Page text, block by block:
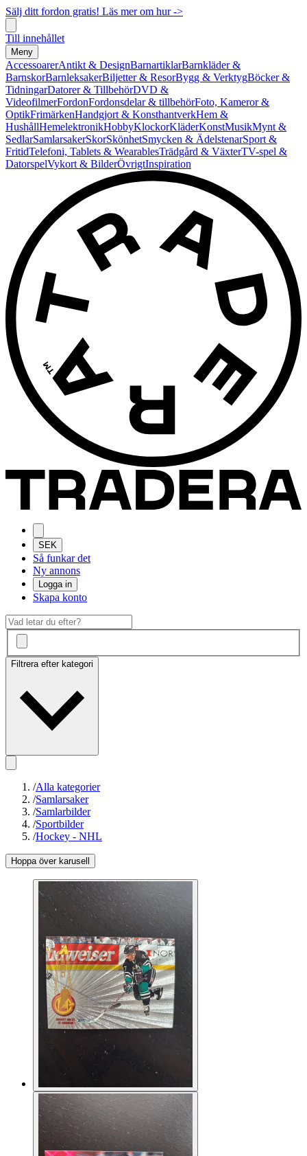
Sälj ditt fordon gratis! Läs mer om hur ->
Till innehållet
Meny
AccessoarerAntikt & DesignBarnartiklarBarnkläder &
BarnskorBarnleksakerBiljetter & ResorBygg & VerktygBöcker &
TidningarDatorer & TillbehörDVD &
VideofilmerFordonFordonsdelar & tillbehörFoto, Kameror &
OptikFrimärkenHandgjort & KonsthantverkHem &
HushållHemelektronikHobbyKlockorKläderKonstMusikMynt &
SedlarSamlarsakerSkorSkönhetSmycken & ÄdelstenarSport &
FritidTelefoni, Tablets & WearablesTrädgård & VäxterTV-spel &
DatorspelVykort & BilderÖvrigtInspiration
SEK
Så funkar det
Ny annons
Logga in
Skapa konto
Filtrera efter kategori
/Alla kategorier
/Samlarsaker
/Samlarbilder
/Sportbilder
/Hockey - NHL
Hoppa över karusell